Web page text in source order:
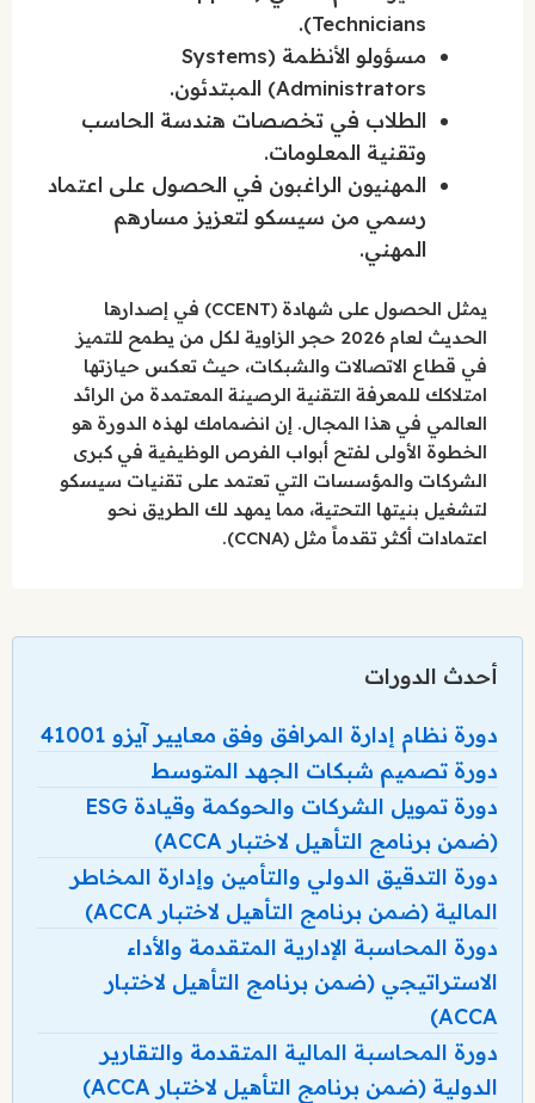
Technicians).
مسؤولو الأنظمة (Systems
Administrators) المبتدئون.
الطلاب في تخصصات هندسة الحاسب
وتقنية المعلومات.
المهنيون الراغبون في الحصول على اعتماد
رسمي من سيسكو لتعزيز مسارهم
المهني.
يمثل الحصول على شهادة (CCENT) في إصدارها
الحديث لعام 2026 حجر الزاوية لكل من يطمح للتميز
في قطاع الاتصالات والشبكات، حيث تعكس حيازتها
امتلاكك للمعرفة التقنية الرصينة المعتمدة من الرائد
العالمي في هذا المجال. إن انضمامك لهذه الدورة هو
الخطوة الأولى لفتح أبواب الفرص الوظيفية في كبرى
الشركات والمؤسسات التي تعتمد على تقنيات سيسكو
لتشغيل بنيتها التحتية، مما يمهد لك الطريق نحو
اعتمادات أكثر تقدماً مثل (CCNA).
أحدث الدورات
دورة نظام إدارة المرافق وفق معايير آيزو 41001
دورة تصميم شبكات الجهد المتوسط
دورة تمويل الشركات والحوكمة وقيادة ESG
(ضمن برنامج التأهيل لاختبار ACCA)
دورة التدقيق الدولي والتأمين وإدارة المخاطر
المالية (ضمن برنامج التأهيل لاختبار ACCA)
دورة المحاسبة الإدارية المتقدمة والأداء
الاستراتيجي (ضمن برنامج التأهيل لاختبار
ACCA)
دورة المحاسبة المالية المتقدمة والتقارير
الدولية (ضمن برنامج التأهيل لاختبار ACCA)